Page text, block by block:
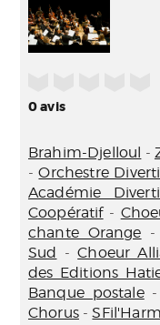
0avis
Brahim-Djelloul -
-Orchestre
Académie
Coopératif-
chante Orange
Sud -Choeur
des Editions
Banque postale
Chorus-